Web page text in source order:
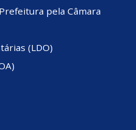
pela Câmara
(LDO)